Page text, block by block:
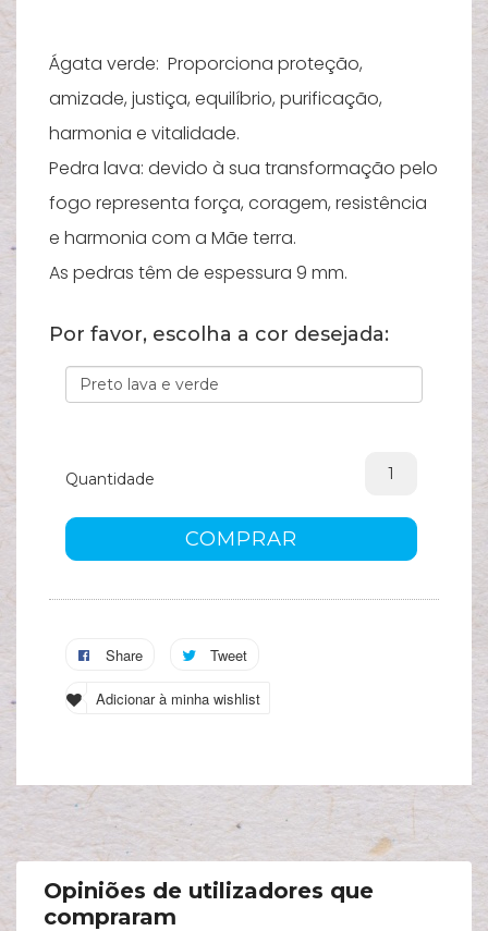
Ágata verde: Proporciona proteção,
amizade, justiça, equilíbrio, purificação,
harmonia e vitalidade.
Pedra lava: devido à sua transformação pelo
fogo representa força, coragem, resistência
e harmonia com a Mãe terra.
As pedras têm de espessura 9 mm.
Por favor, escolha a cor desejada:
Quantidade
COMPRAR
Share Tweet
Adicionar à minha wishlist
Opiniões de utilizadores que
compraram